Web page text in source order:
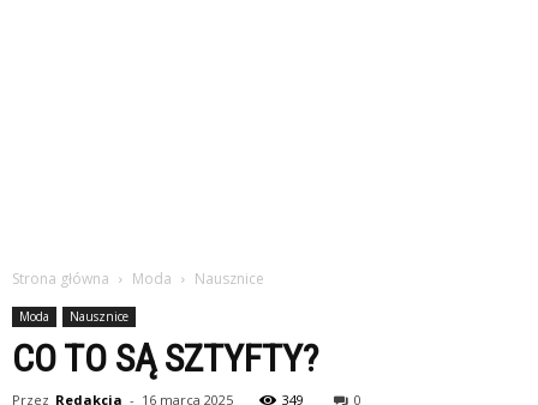
Strona główna Moda Nausznice
Moda Nausznice
CO TO SĄ SZTYFTY?
Przez Redakcja - 16 marca 2025 349 0